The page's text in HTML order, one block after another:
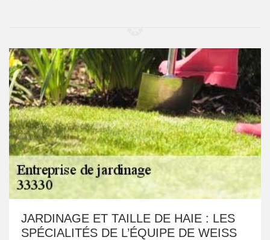
JARDINAGE ET TAILLE DE HAIE : LES
SPÉCIALITÉS DE L’ÉQUIPE DE WEISS